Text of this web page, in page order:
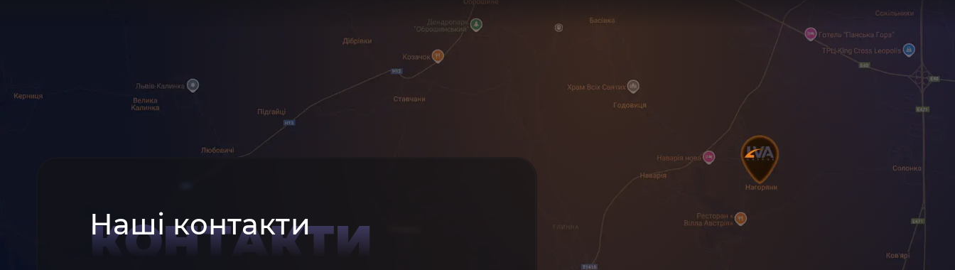
Наші контакти
КОНТАКТИ